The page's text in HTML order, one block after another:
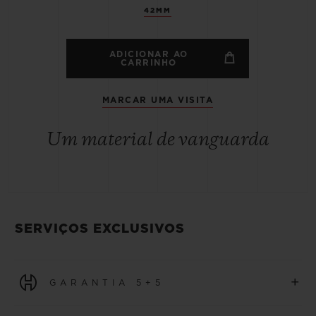
42MM
ADICIONAR AO
CARRINHO
MARCAR UMA VISITA
Um material de vanguarda
SERVIÇOS EXCLUSIVOS
GARANTIA 5+5 +